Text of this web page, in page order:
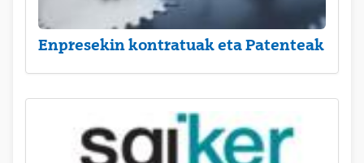
Enpresekin kontratuak eta Patenteak